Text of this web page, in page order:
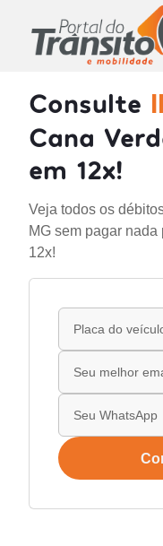
Consulte
Cana
em 12x!
Veja todos os
MG sem pagar
12x!